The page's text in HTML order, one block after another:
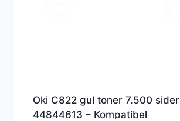
Oki C822 gul toner 7.500 sider
44844613 – Kompatibel